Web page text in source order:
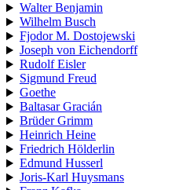
Walter Benjamin
Wilhelm Busch
Fjodor M. Dostojewski
Joseph von Eichendorff
Rudolf Eisler
Sigmund Freud
Goethe
Baltasar Gracián
Brüder Grimm
Heinrich Heine
Friedrich Hölderlin
Edmund Husserl
Joris-Karl Huysmans